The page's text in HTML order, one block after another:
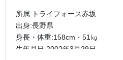
所属:トライフォース赤坂
出身:長野県
身長・体重:158cm・51㎏
生年月日:2002年3月29日